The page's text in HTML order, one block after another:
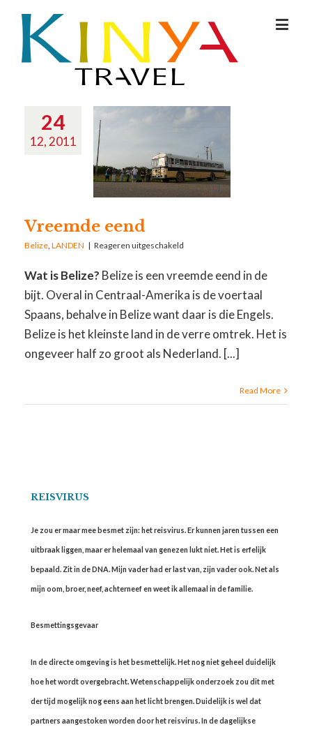
24
12, 2011
Vreemde eend
Belize ,LANDEN | Reageren uitgeschakeld
Wat is Belize? Belize is een vreemde eend in de
bijt. Overal in Centraal-Amerika is de voertaal
Spaans, behalve in Belize want daar is die Engels.
Belize is het kleinste land in de verre omtrek. Het is
ongeveer half zo groot als Nederland. [...]
Read More
REISVIRUS
Je zou er maar mee besmet zijn: het reisvirus. Er kunnen jaren tussen een
uitbraak liggen, maar er helemaal van genezen lukt niet. Het is erfelijk
bepaald. Zit in de DNA. Mijn vader had er last van, zijn vader ook. Net als
mijn oom, broer, neef, achterneef en weet ik allemaal in de familie.
Besmettingsgevaar
In de directe omgeving is het besmettelijk. Het nog niet geheel duidelijk
hoe het wordt overgebracht. Wetenschappelijk onderzoek zou dit met
der tijd mogelijk nog eens aan het licht brengen. Duidelijk is wel dat
partners aangestoken worden door het reisvirus. In de dagelijkse